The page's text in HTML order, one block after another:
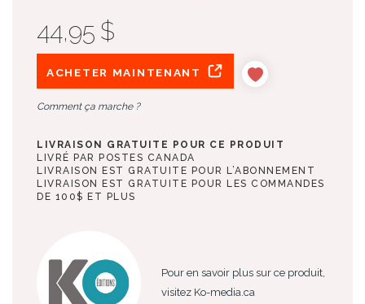
44,95 $
ACHETER MAINTENANT
Comment ça marche ?
LIVRAISON GRATUITE POUR CE PRODUIT
LIVRÉ PAR POSTES CANADA
LIVRAISON EST GRATUITE POUR L’ABONNEMENT
LIVRAISON EST GRATUITE POUR LES COMMANDES
DE 100$ ET PLUS
Pour en savoir plus sur ce produit,
visitez Ko-media.ca